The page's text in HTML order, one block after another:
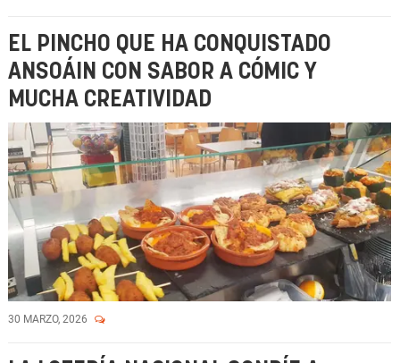
EL PINCHO QUE HA CONQUISTADO
ANSOÁIN CON SABOR A CÓMIC Y
MUCHA CREATIVIDAD
30 MARZO, 2026